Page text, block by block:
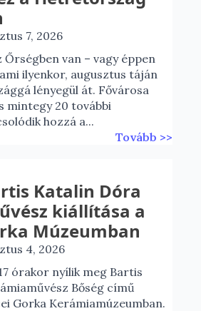
7, 2026
van – vagy éppen
ilyenkor, augusztus táján
lényegül át. Fővárosa
mintegy 20 további
hozzá a...
Tovább >>
Katalin Dóra
kiállítása a
Múzeumban
4, 2026
órakor nyílik meg Bartis
Bőség című
Gorka Kerámiamúzeumban.